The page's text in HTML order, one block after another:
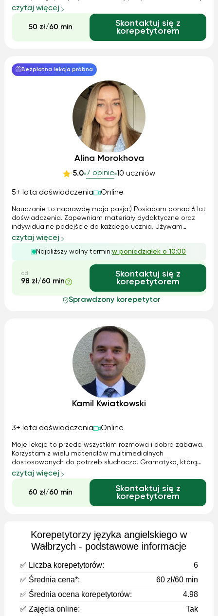
sprawdzianem czy egzaminem. Przekonaj się o tym sam!
Przygotowania do egzaminów (gimnazjalny, matura,
certyfikaty); pomoc w odrabianiu zad...
czytaj więcej
50 zł/60 min
Skontaktuj się z
korepetytorem
Bezpłatna lekcja próbna
Alina Morokhova
5.0 7 opinie 10 uczniów
5+ lata doświadczenia Online
Nauczanie to naprawdę moja pasja:) Posiadam ponad 6 lat
doświadczenia. Zapewniam materiały dydaktyczne oraz
indywidualne podejście do każdego ucznia. Używam
nowoczesnych metod nauczania. Lekcje odbywają się w
przyjaznej i komfortowej atmosferze. Profile zajęć: -
Business English - English for IT ...
czytaj więcej
Najbliższy wolny termin:w poniedziałek o 10:00
od
98 zł/60 min
Skontaktuj się z
korepetytorem
Sprawdzony korepetytor
Kamil Kwiatkowski
3+ lata doświadczenia Online
Moje lekcje to przede wszystkim rozmowa i dobra zabawa.
Korzystam z wielu materiałów multimedialnych
dostosowanych do potrzeb słuchacza. Gramatyka, którą
lubię, to zazwyczaj 10 - 15 minut każdych zajęć. Tak,
naprawdę tyle wystarczy;-)
czytaj więcej
60 zł/60 min
Skontaktuj się z
korepetytorem
Korepetytorzy języka angielskiego w
Wałbrzych - podstawowe informacje
✅ Liczba korepetytorów:
6
✅ Średnia cena*:
60 zł/60 min
✅ Średnia ocena korepetytorów:
4.98
✅ Zajęcia online:
Tak